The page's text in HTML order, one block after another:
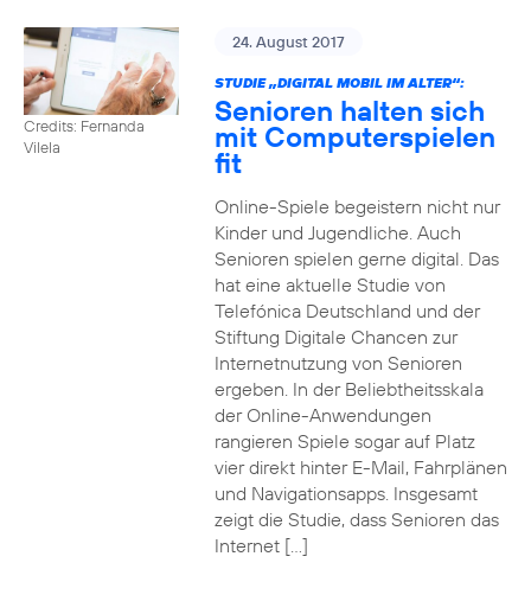
Credits: Fernanda
Vilela
24. August 2017
STUDIE „DIGITAL MOBIL IM ALTER“:
Senioren halten sich
mit Computerspielen
fit
Online-Spiele begeistern nicht nur
Kinder und Jugendliche. Auch
Senioren spielen gerne digital. Das
hat eine aktuelle Studie von
Telefónica Deutschland und der
Stiftung Digitale Chancen zur
Internetnutzung von Senioren
ergeben. In der Beliebtheitsskala
der Online-Anwendungen
rangieren Spiele sogar auf Platz
vier direkt hinter E-Mail, Fahrplänen
und Navigationsapps. Insgesamt
zeigt die Studie, dass Senioren das
Internet […]